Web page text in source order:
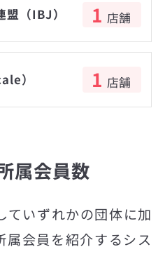
盟（IBJ） 1 店舗
） 1 店舗
属会員数
ていずれかの団体に加
属会員を紹介するシス